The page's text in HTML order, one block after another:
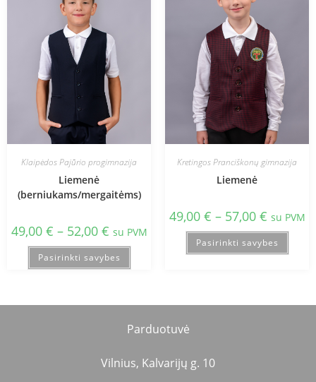
Klaipėdos Pajūrio progimnazija
Liemenė
(berniukams/mergaitėms)
49,00 € – 52,00 € su PVM
Pasirinkti savybes
Kretingos Pranciškonų gimnazija
Liemenė
49,00 € – 57,00 € su PVM
Pasirinkti savybes
Parduotuvė
Vilnius, Kalvarijų g. 10